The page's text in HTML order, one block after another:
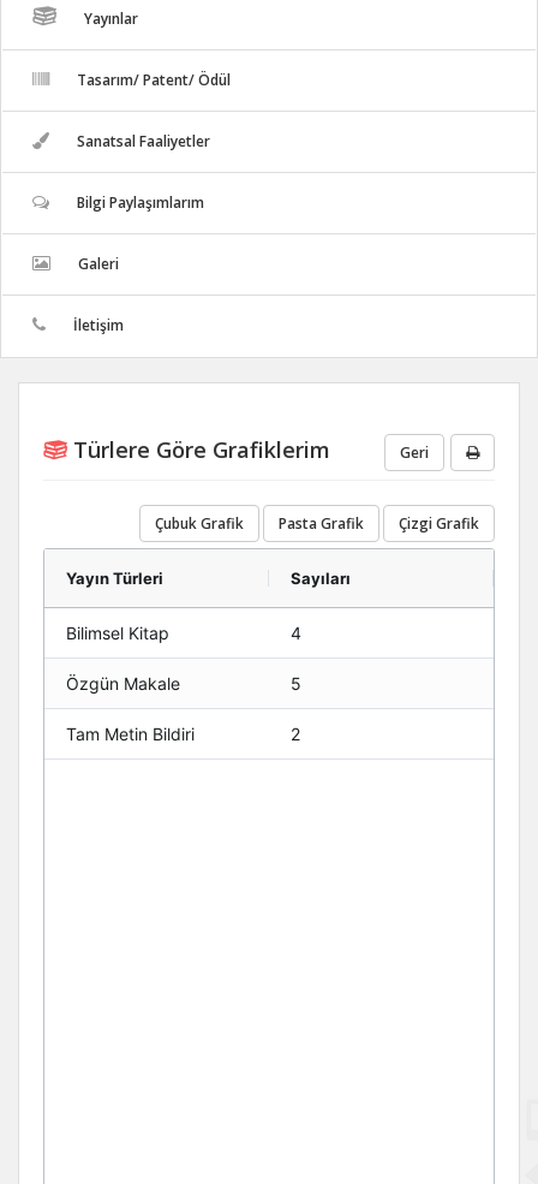
Yayınlar
Tasarım/ Patent/ Ödül
Sanatsal Faaliyetler
Bilgi Paylaşımlarım
Galeri
İletişim
Türlere Göre Grafiklerim Geri
Çubuk Grafik Pasta Grafik Çizgi Grafik
Yayın Türleri Sayıları
Bilimsel Kitap 4
Özgün Makale 5
Tam Metin Bildiri 2